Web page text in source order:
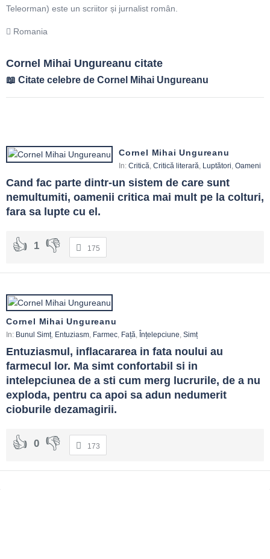
Teleorman) este un scriitor și jurnalist român.
Romania
Cornel Mihai Ungureanu citate
Citate celebre de Cornel Mihai Ungureanu
Cornel Mihai Ungureanu
In: Critică, Critică literară, Luptători, Oameni
Cand fac parte dintr-un sistem de care sunt
nemultumiti, oamenii critica mai mult pe la colturi,
fara sa lupte cu el.
1 175
Cornel Mihai Ungureanu
In: Bunul Simț, Entuziasm, Farmec, Față, Înțelepciune, Simț
Entuziasmul, inflacararea in fata noului au
farmecul lor. Ma simt confortabil si in
intelepciunea de a sti cum merg lucrurile, de a nu
exploda, pentru ca apoi sa adun nedumerit
cioburile dezamagirii.
0 173